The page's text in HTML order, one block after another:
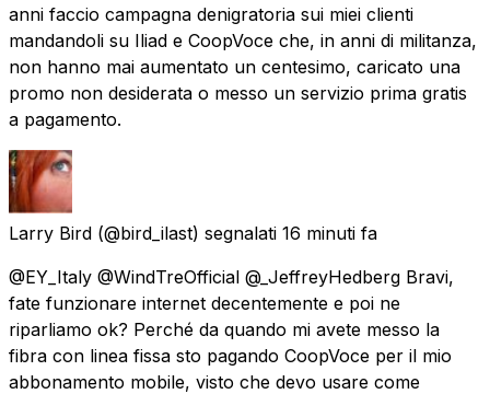
anni faccio campagna denigratoria sui miei clienti
mandandoli su Iliad e CoopVoce che, in anni di militanza,
non hanno mai aumentato un centesimo, caricato una
promo non desiderata o messo un servizio prima gratis
a pagamento.
Larry Bird (@bird_ilast) segnalati 16 minuti fa
@EY_Italy @WindTreOfficial @_JeffreyHedberg Bravi,
fate funzionare internet decentemente e poi ne
riparliamo ok? Perché da quando mi avete messo la
fibra con linea fissa sto pagando CoopVoce per il mio
abbonamento mobile, visto che devo usare come